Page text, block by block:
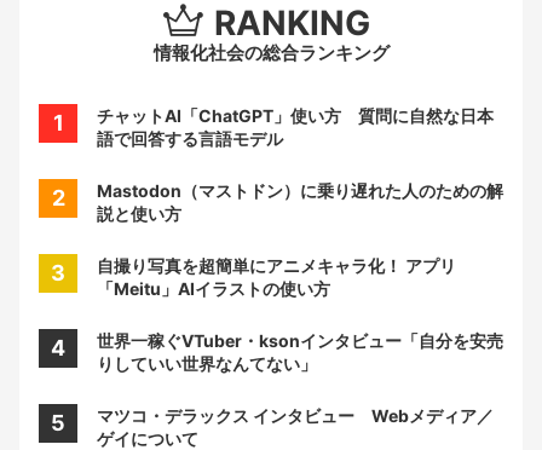
RANKING
情報化社会の総合ランキング
チャットAI「ChatGPT」使い方 質問に自然な日本
語で回答する言語モデル
Mastodon（マストドン）に乗り遅れた人のための解
説と使い方
自撮り写真を超簡単にアニメキャラ化！ アプリ
「Meitu」AIイラストの使い方
世界一稼ぐVTuber・ksonインタビュー「自分を安売
りしていい世界なんてない」
マツコ・デラックス インタビュー Webメディア／
ゲイについて